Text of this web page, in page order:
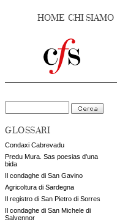
HOME CHI SIAMO
GLOSSARI
Condaxi Cabrevadu
Predu Mura. Sas poesias d'una
bida
Il condaghe di San Gavino
Agricoltura di Sardegna
Il registro di San Pietro di Sorres
Il condaghe di San Michele di
Salvennor